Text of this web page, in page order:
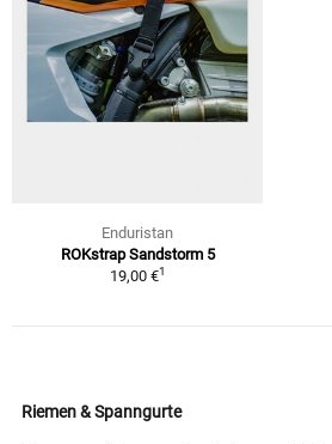
Enduristan
ROKstrap Sandstorm 5
19,00 €1
Riemen & Spanngurte